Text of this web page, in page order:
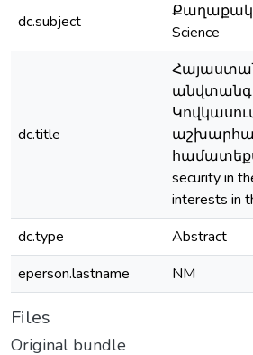
dc.subject
Science
dc.title
security in
interests in
dc.type
Abstract
eperson.lastname
NM
Files
Original bundle